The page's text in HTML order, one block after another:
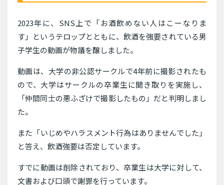
2023年に、SNS上で「お酒飲めない人はこーなりま
す」というテロップとともに、飲酒を強要されている男
子学生の動画が物議を醸しました。
動画は、大学の非公認サークルで4年前に撮影されたも
ので、大学はサークルの卒業生に聞き取りを実施し、
「仲間同士の悪ふざけで撮影したもの」だと判明しまし
た。
また「いじめやハラスメント行為はありませんでした」
と答え、飲酒強要は否定しています。
すでに動画は削除されており、卒業生は大学に対して、
文書および口頭で謝罪を行っています。